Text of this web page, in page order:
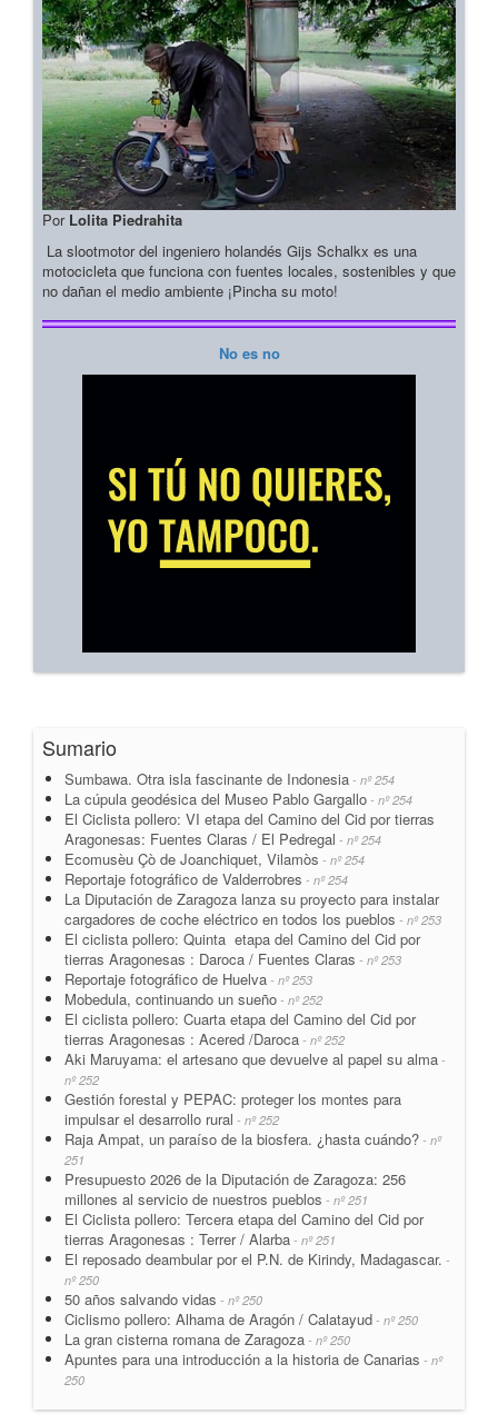
Por Lolita Piedrahita
La slootmotor del ingeniero holandés Gijs Schalkx es una
motocicleta que funciona con fuentes locales, sostenibles y que
no dañan el medio ambiente ¡Pincha su moto!
No es no
Sumario
Sumbawa. Otra isla fascinante de Indonesia - nº 254
La cúpula geodésica del Museo Pablo Gargallo - nº 254
El Ciclista pollero: VI etapa del Camino del Cid por tierras
Aragonesas: Fuentes Claras / El Pedregal - nº 254
Ecomusèu Çò de Joanchiquet, Vilamòs - nº 254
Reportaje fotográfico de Valderrobres - nº 254
La Diputación de Zaragoza lanza su proyecto para instalar
cargadores de coche eléctrico en todos los pueblos - nº 253
El ciclista pollero: Quinta etapa del Camino del Cid por
tierras Aragonesas : Daroca / Fuentes Claras - nº 253
Reportaje fotográfico de Huelva - nº 253
Mobedula, continuando un sueño - nº 252
El ciclista pollero: Cuarta etapa del Camino del Cid por
tierras Aragonesas : Acered /Daroca - nº 252
Aki Maruyama: el artesano que devuelve al papel su alma -
nº 252
Gestión forestal y PEPAC: proteger los montes para
impulsar el desarrollo rural - nº 252
Raja Ampat, un paraíso de la biosfera. ¿hasta cuándo? - nº
251
Presupuesto 2026 de la Diputación de Zaragoza: 256
millones al servicio de nuestros pueblos - nº 251
El Ciclista pollero: Tercera etapa del Camino del Cid por
tierras Aragonesas : Terrer / Alarba - nº 251
El reposado deambular por el P.N. de Kirindy, Madagascar. -
nº 250
50 años salvando vidas - nº 250
Ciclismo pollero: Alhama de Aragón / Calatayud - nº 250
La gran cisterna romana de Zaragoza - nº 250
Apuntes para una introducción a la historia de Canarias - nº
250